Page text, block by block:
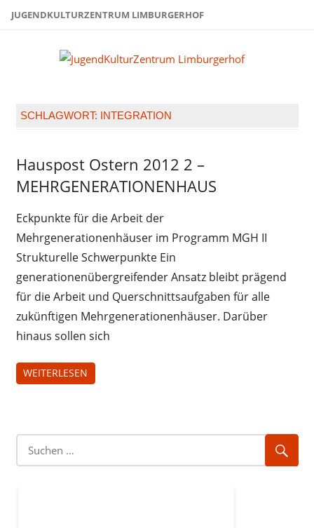
ZumJUGENDKULTURZENTRUM LIMBURGERHOF
SCHLAGWORT: INTEGRATION
Hauspost
Ostern-
2012
Hauspost Ostern 2012 2 –
MEHRGENERATIONENHAUS
Eckpunkte für die Arbeit der
Mehrgenerationenhäuser im Programm MGH II
Strukturelle Schwerpunkte Ein
generationenübergreifender Ansatz bleibt prägend
für die Arbeit und Querschnittsaufgaben für alle
zukünftigen Mehrgenerationenhäuser. Darüber
hinaus sollen sich
WEITERLESEN